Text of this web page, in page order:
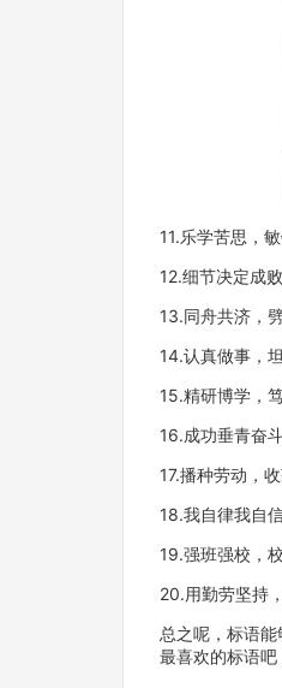
11.乐学苦思，敏
12.细节决定成
13.同舟共济，
14.认真做事，
15.精研博学，
16.成功垂青奋斗
17.播种劳动，收
18.我自律我自
19.强班强校，
20.用勤劳坚持
总之呢，标语
最喜欢的标语吧